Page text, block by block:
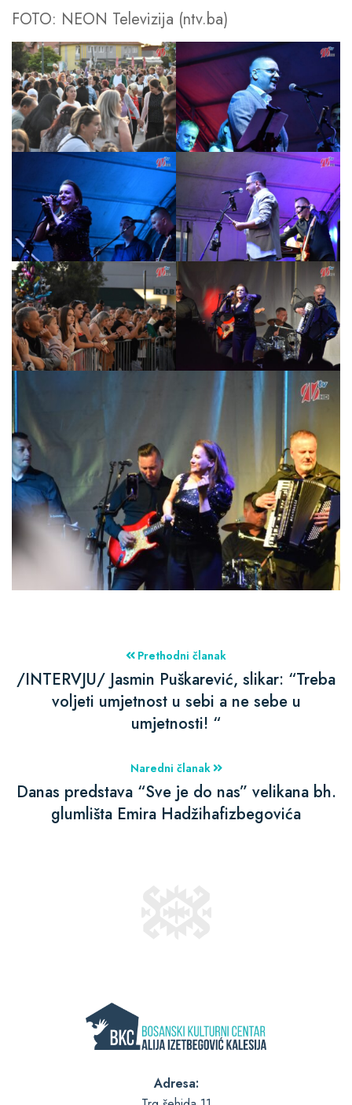
FOTO: NEON Televizija (ntv.ba)
Prethodni članak
/INTERVJU/ Jasmin Puškarević, slikar: “Treba
voljeti umjetnost u sebi a ne sebe u
umjetnosti! “
Naredni članak
Danas predstava “Sve je do nas” velikana bh.
glumlišta Emira Hadžihafizbegovića
Adresa: